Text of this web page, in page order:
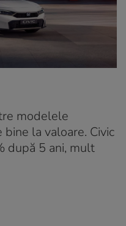
modelele
la valoare. Civic
după 5 ani, mult